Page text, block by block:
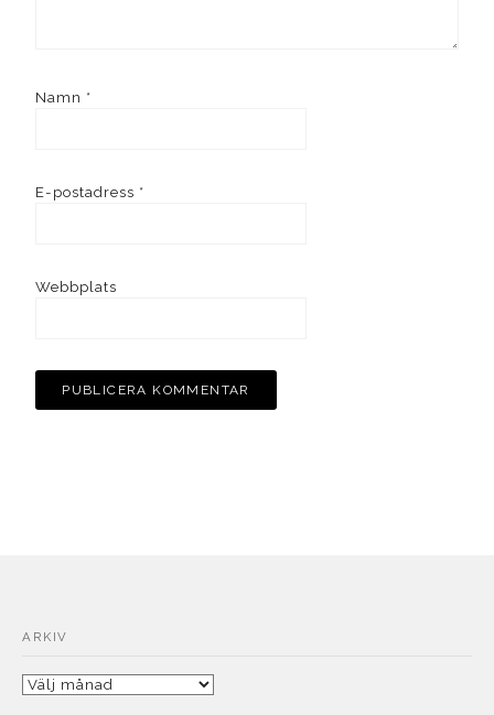
Namn *
E-postadress *
Webbplats
ARKIV
Arkiv